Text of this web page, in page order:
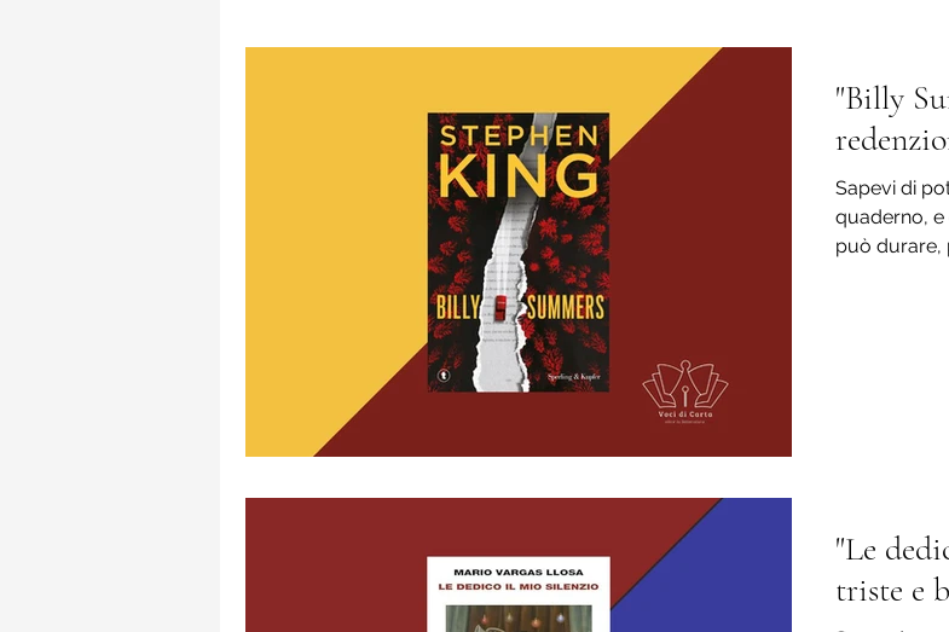
"Billy
Sapevi di
quaderno, e
può durare,
"Le
triste e